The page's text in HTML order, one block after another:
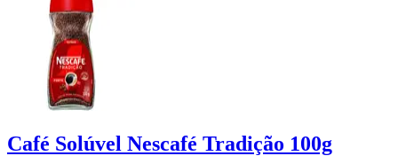
Café Solúvel Nescafé Tradição 100g